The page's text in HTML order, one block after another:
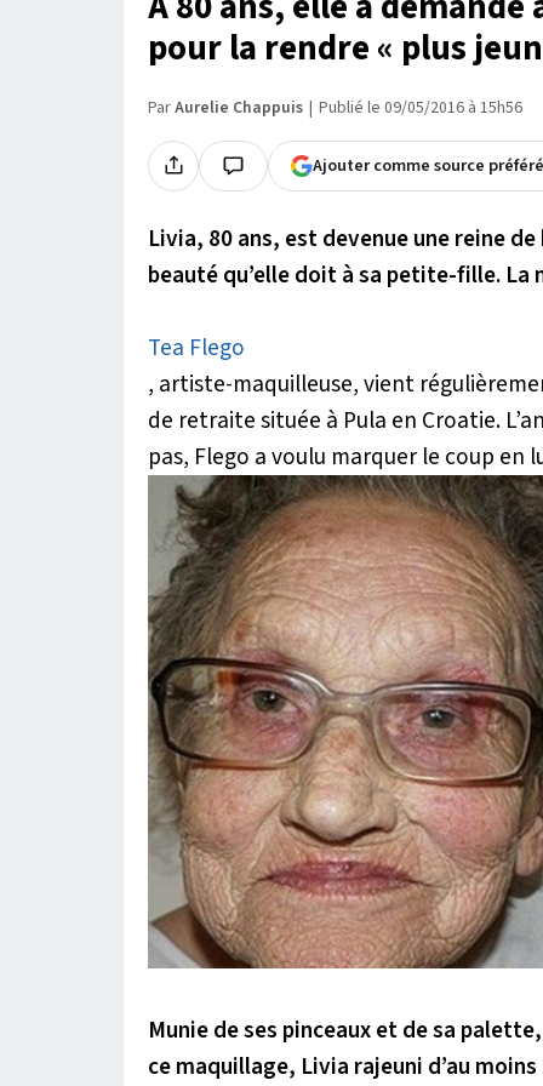
pour la rendre « plus
ParAurelie Chappuis Publié le 09/05/2016 à 15h56
Ajouter comme source
Livia, 80 ans, est devenue une reine
beauté qu’elle doit à sa petite-fille.
Tea Flego
, artiste-maquilleuse, vient
de retraite située à Pula en Croatie.
pas, Flego a voulu marquer le coup en
Munie de ses pinceaux et de sa
ce maquillage, Livia rajeuni d’au